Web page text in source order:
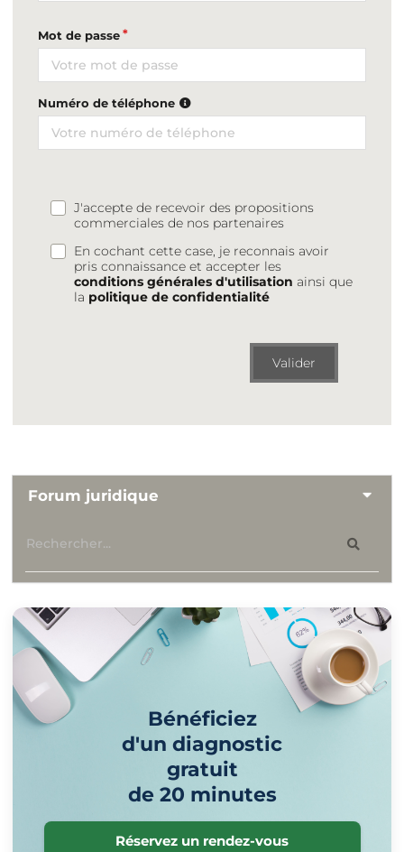
Mot de passe
Numéro de téléphone
J'accepte de recevoir des propositions
commerciales de nos partenaires
En cochant cette case, je reconnais avoir
pris connaissance et accepter les
conditions générales d'utilisation ainsi que
la politique de confidentialité
Valider
Forum juridique
Bénéficiez
d'un diagnostic
gratuit
de 20 minutes
Réservez un rendez-vous